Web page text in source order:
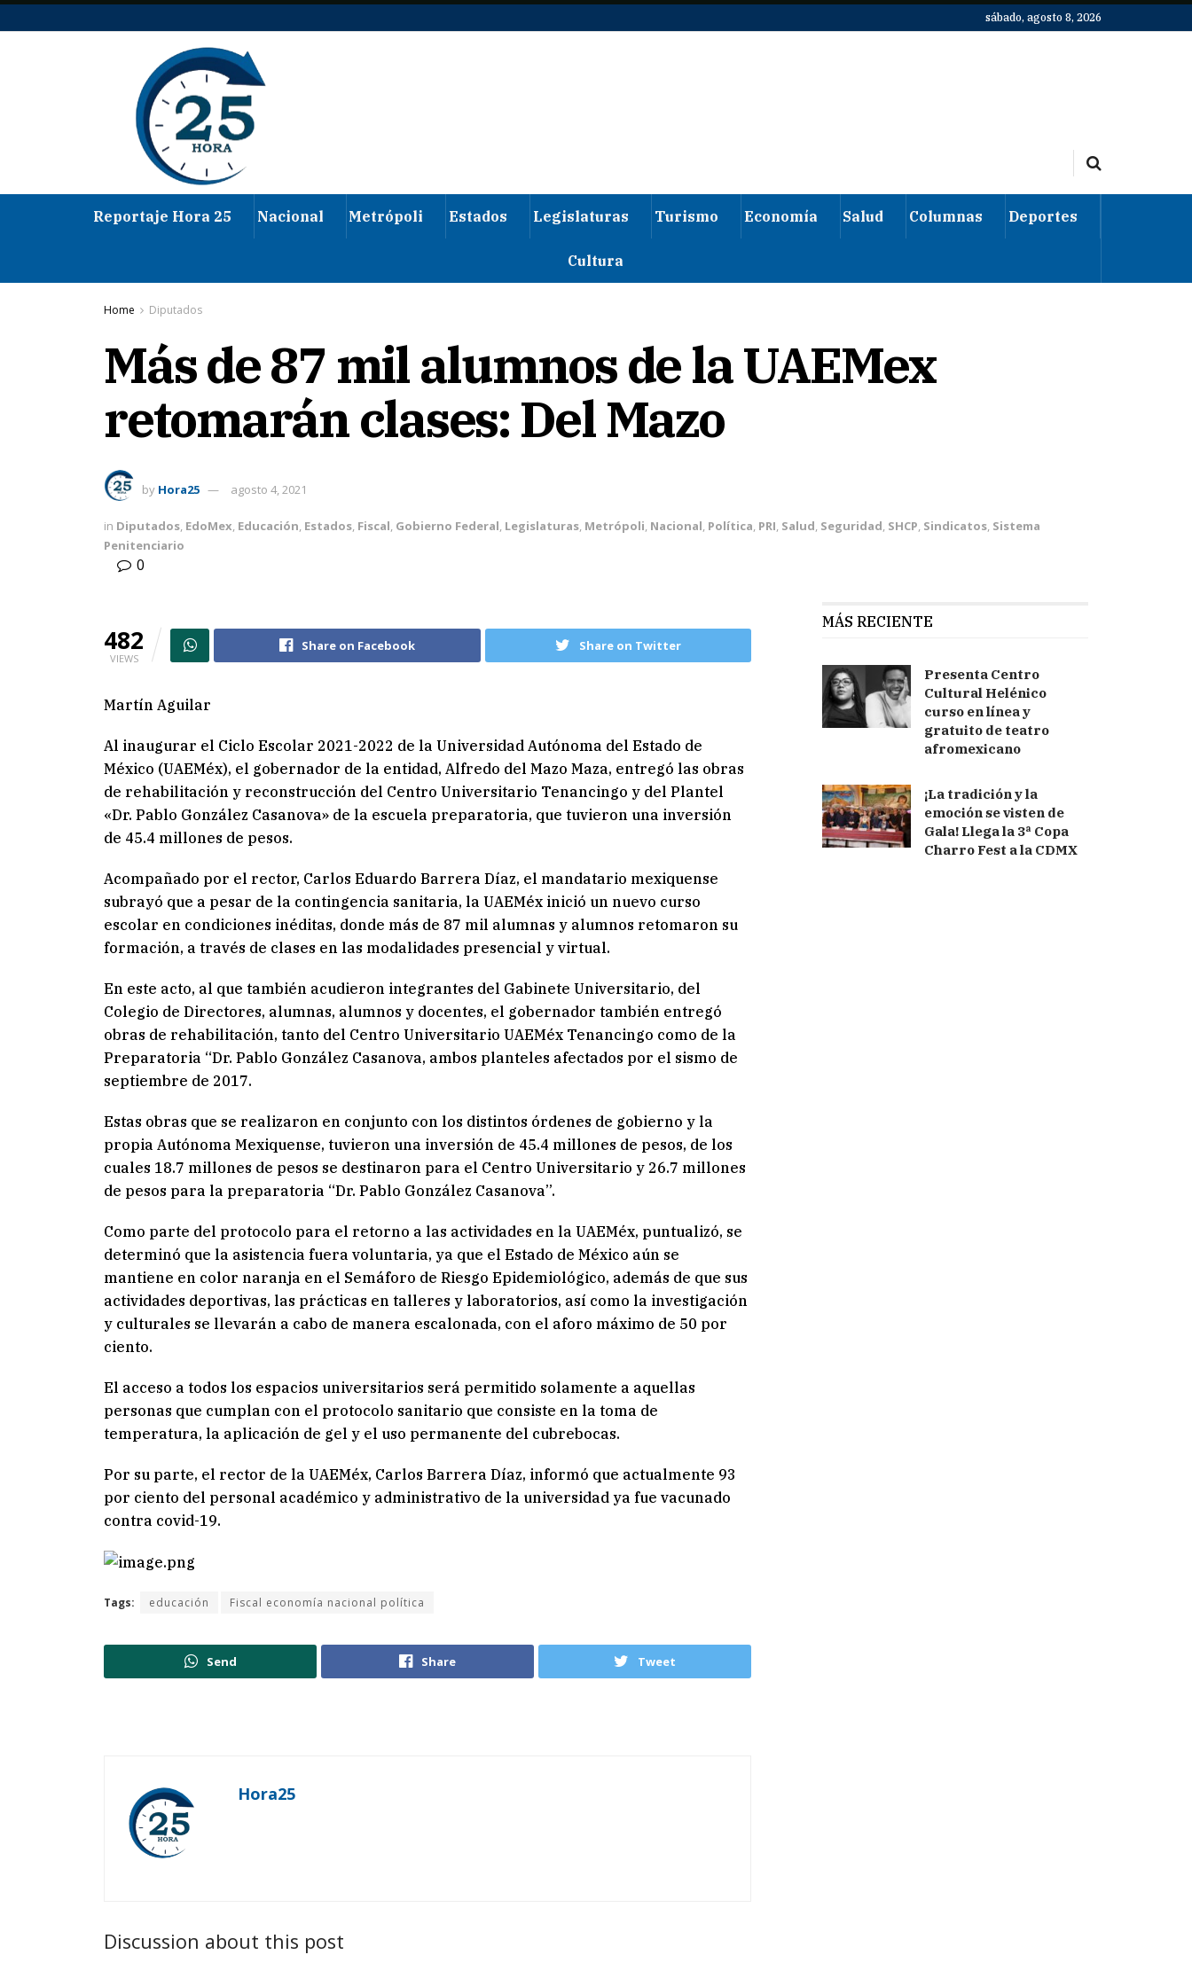
sábado, agosto 8, 2026
Reportaje Hora 25 Nacional Metrópoli Estados Legislaturas Turismo Economía Salud Columnas Deportes
Cultura
Home Diputados
Más de 87 mil alumnos de la UAEMex
retomarán clases: Del Mazo
by Hora25 agosto 4, 2021
in Diputados, EdoMex, Educación, Estados, Fiscal, Gobierno Federal, Legislaturas, Metrópoli, Nacional, Política, PRI, Salud, Seguridad, SHCP, Sindicatos, Sistema
Penitenciario
0
482
VIEWS
Share on Facebook Share on Twitter
Martín Aguilar
Al inaugurar el Ciclo Escolar 2021-2022 de la Universidad Autónoma del Estado de
México (UAEMéx), el gobernador de la entidad, Alfredo del Mazo Maza, entregó las obras
de rehabilitación y reconstrucción del Centro Universitario Tenancingo y del Plantel
«Dr. Pablo González Casanova» de la escuela preparatoria, que tuvieron una inversión
de 45.4 millones de pesos.
Acompañado por el rector, Carlos Eduardo Barrera Díaz, el mandatario mexiquense
subrayó que a pesar de la contingencia sanitaria, la UAEMéx inició un nuevo curso
escolar en condiciones inéditas, donde más de 87 mil alumnas y alumnos retomaron su
formación, a través de clases en las modalidades presencial y virtual.
En este acto, al que también acudieron integrantes del Gabinete Universitario, del
Colegio de Directores, alumnas, alumnos y docentes, el gobernador también entregó
obras de rehabilitación, tanto del Centro Universitario UAEMéx Tenancingo como de la
Preparatoria “Dr. Pablo González Casanova, ambos planteles afectados por el sismo de
septiembre de 2017.
Estas obras que se realizaron en conjunto con los distintos órdenes de gobierno y la
propia Autónoma Mexiquense, tuvieron una inversión de 45.4 millones de pesos, de los
cuales 18.7 millones de pesos se destinaron para el Centro Universitario y 26.7 millones
de pesos para la preparatoria “Dr. Pablo González Casanova”.
Como parte del protocolo para el retorno a las actividades en la UAEMéx, puntualizó, se
determinó que la asistencia fuera voluntaria, ya que el Estado de México aún se
mantiene en color naranja en el Semáforo de Riesgo Epidemiológico, además de que sus
actividades deportivas, las prácticas en talleres y laboratorios, así como la investigación
y culturales se llevarán a cabo de manera escalonada, con el aforo máximo de 50 por
ciento.
El acceso a todos los espacios universitarios será permitido solamente a aquellas
personas que cumplan con el protocolo sanitario que consiste en la toma de
temperatura, la aplicación de gel y el uso permanente del cubrebocas.
Por su parte, el rector de la UAEMéx, Carlos Barrera Díaz, informó que actualmente 93
por ciento del personal académico y administrativo de la universidad ya fue vacunado
contra covid-19.
Tags: educación Fiscal economía nacional política
Send Share Tweet
Hora25
Discussion about this post
MÁS RECIENTE
Presenta Centro
Cultural Helénico
curso en línea y
gratuito de teatro
afromexicano
¡La tradición y la
emoción se visten de
Gala! Llega la 3ª Copa
Charro Fest a la CDMX